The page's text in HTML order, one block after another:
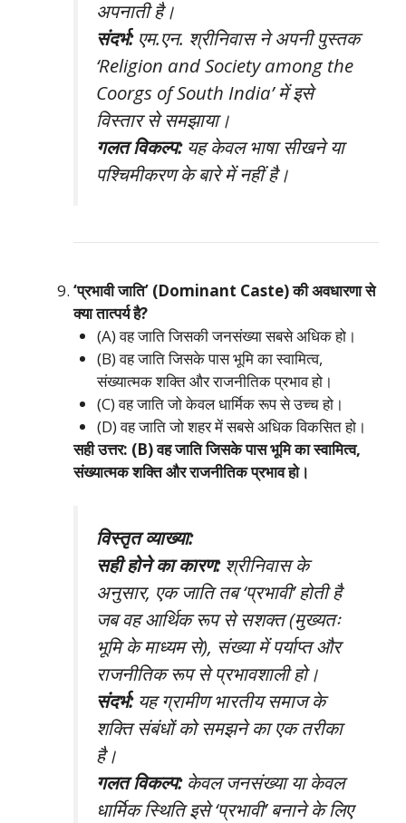
अपनाती है।
संदर्भ:एम.एन. श्रीनिवास ने अपनी पुस्तक
‘Religion and Society among the
Coorgs of South India’में इसे
विस्तार से समझाया।
गलत विकल्प:यह केवल भाषा सीखने या
पश्चिमीकरण के बारे में नहीं है।
‘प्रभावी जाति’ (Dominant Caste) की अवधारणा से
क्या तात्पर्य है?
(A) वह जाति जिसकी जनसंख्या सबसे अधिक हो।
(B) वह जाति जिसके पास भूमि का स्वामित्व,
संख्यात्मक शक्ति और राजनीतिक प्रभाव हो।
(C) वह जाति जो केवल धार्मिक रूप से उच्च हो।
(D) वह जाति जो शहर में सबसे अधिक विकसित हो।
सही उत्तर: (B) वह जाति जिसके पास भूमि का स्वामित्व,
संख्यात्मक शक्ति और राजनीतिक प्रभाव हो।
विस्तृत व्याख्या:
सही होने का कारण:श्रीनिवास के
अनुसार, एक जाति तब ‘प्रभावी’ होती है
जब वह आर्थिक रूप से सशक्त (मुख्यतः
भूमि के माध्यम से), संख्या में पर्याप्त और
राजनीतिक रूप से प्रभावशाली हो।
संदर्भ:यह ग्रामीण भारतीय समाज के
शक्ति संबंधों को समझने का एक तरीका
है।
गलत विकल्प:केवल जनसंख्या या केवल
धार्मिक स्थिति इसे ‘प्रभावी’ बनाने के लिए